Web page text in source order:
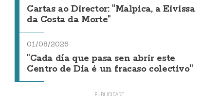
Cartas ao Director: "Malpica, a Eivissa
da Costa da Morte"
01/08/2026
"Cada día que pasa sen abrir este
Centro de Día é un fracaso colectivo"